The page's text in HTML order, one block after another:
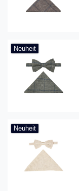
Neuheit
Neuheit